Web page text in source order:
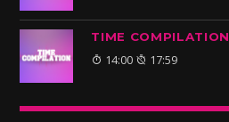
TIME COMPILATION
14:00 17:59